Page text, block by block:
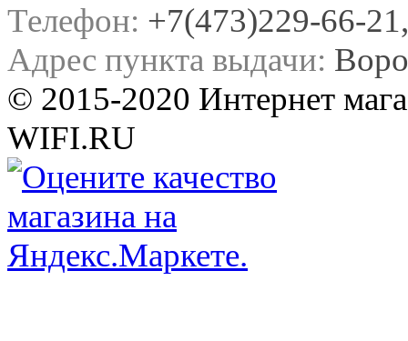
Телефон: +7(473)229-66-
Адрес пункта выдачи:
© 2015-2020 Интернет
WIFI.RU